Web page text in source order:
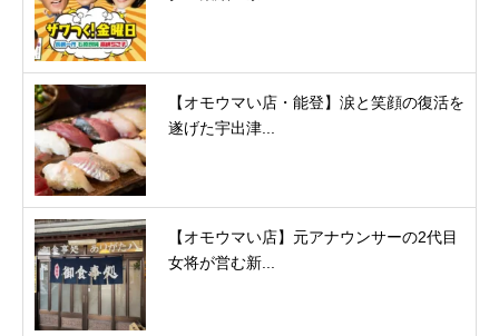
【オモウマい店・能登】涙と笑顔の復活を
遂げた宇出津...
【オモウマい店】元アナウンサーの2代目
女将が営む新...